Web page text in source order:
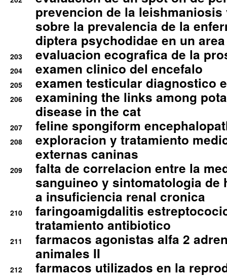
prevencion de la
sobre la prevalencia de la
diptera psychodidae en un
203 evaluacion ecografica de la
204 examen clinico del encefalo
205 examen testicular diagnostico
206
examining the links among
disease in the cat
207 feline spongiform
208
exploracion y tratamiento
externas caninas
209
falta de correlacion entre la
sanguineo y sintomatologia de
a insuficiencia renal cronica
210
faringoamigdalitis
tratamiento antibiotico
211
farmacos agonistas alfa 2
animales II
212
farmacos utilizados en la